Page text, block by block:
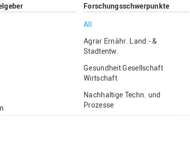
Forschungsschwerpunkte
All
Agrar Ernähr. Land.- &
Stadtentw.
Gesundheit Gesellschaft
Wirtschaft
Nachhaltige Techn. und
Prozesse